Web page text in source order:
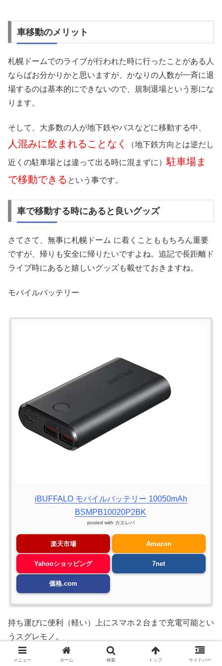
車移動のメリット
札幌ドームでのライブが行われた時に行ったことがある人
ならばお分かりかと思いますが、かなりの人数が一斉に退
場するのは基本的にできないので、規制退場という形にな
ります。
そして、大多数の人が地下鉄やバスなどに移動する中、
人混みに飲まれることなく （地下鉄方向とは逆だし
近くの駐車場とは違って出る時に混まずに）駐車場ま
で移動できる という事です。
車で移動する時にあると良いグッズ
さてさて、無事に札幌ドーム に着くことももちろん重要
ですが、帰りも安全に帰りたいですよね。追記で長距離ド
ライブ時にあると嬉しいグッズも載せておきますね。
モバイルバッテリー
iBUFFALO モバイルバッテリー 10050mAh
BSMPB10020P2BK
posted with カエレバ
楽天市場 Amazon
Yahooショッピング 7net
価格.com
持ち運びに便利（軽い）上にスマホ２台まで充電可能とい
うスグレモノ。
スマホはライブ終了時に足元を照らすライトとしても使え
メニュー ホーム 検索 トップ サイドバー